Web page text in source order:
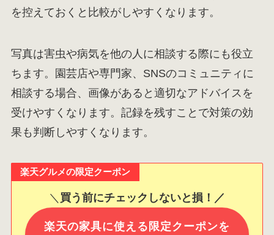
を控えておくと比較がしやすくなります。
写真は害虫や病気を他の人に相談する際にも役立
ちます。園芸店や専門家、SNSのコミュニティに
相談する場合、画像があると適切なアドバイスを
受けやすくなります。記録を残すことで対策の効
果も判断しやすくなります。
楽天グルメの限定クーポン
＼ 買う前にチェックしないと損！／
楽天の家具に使える限定クーポンを